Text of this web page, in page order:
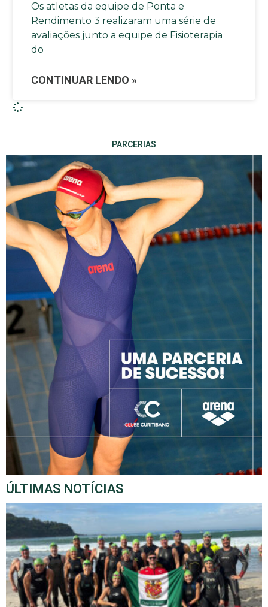
Os atletas da equipe de Ponta e
Rendimento 3 realizaram uma série de
avaliações junto a equipe de Fisioterapia
do
CONTINUAR LENDO »
PARCERIAS
ÚLTIMAS NOTÍCIAS